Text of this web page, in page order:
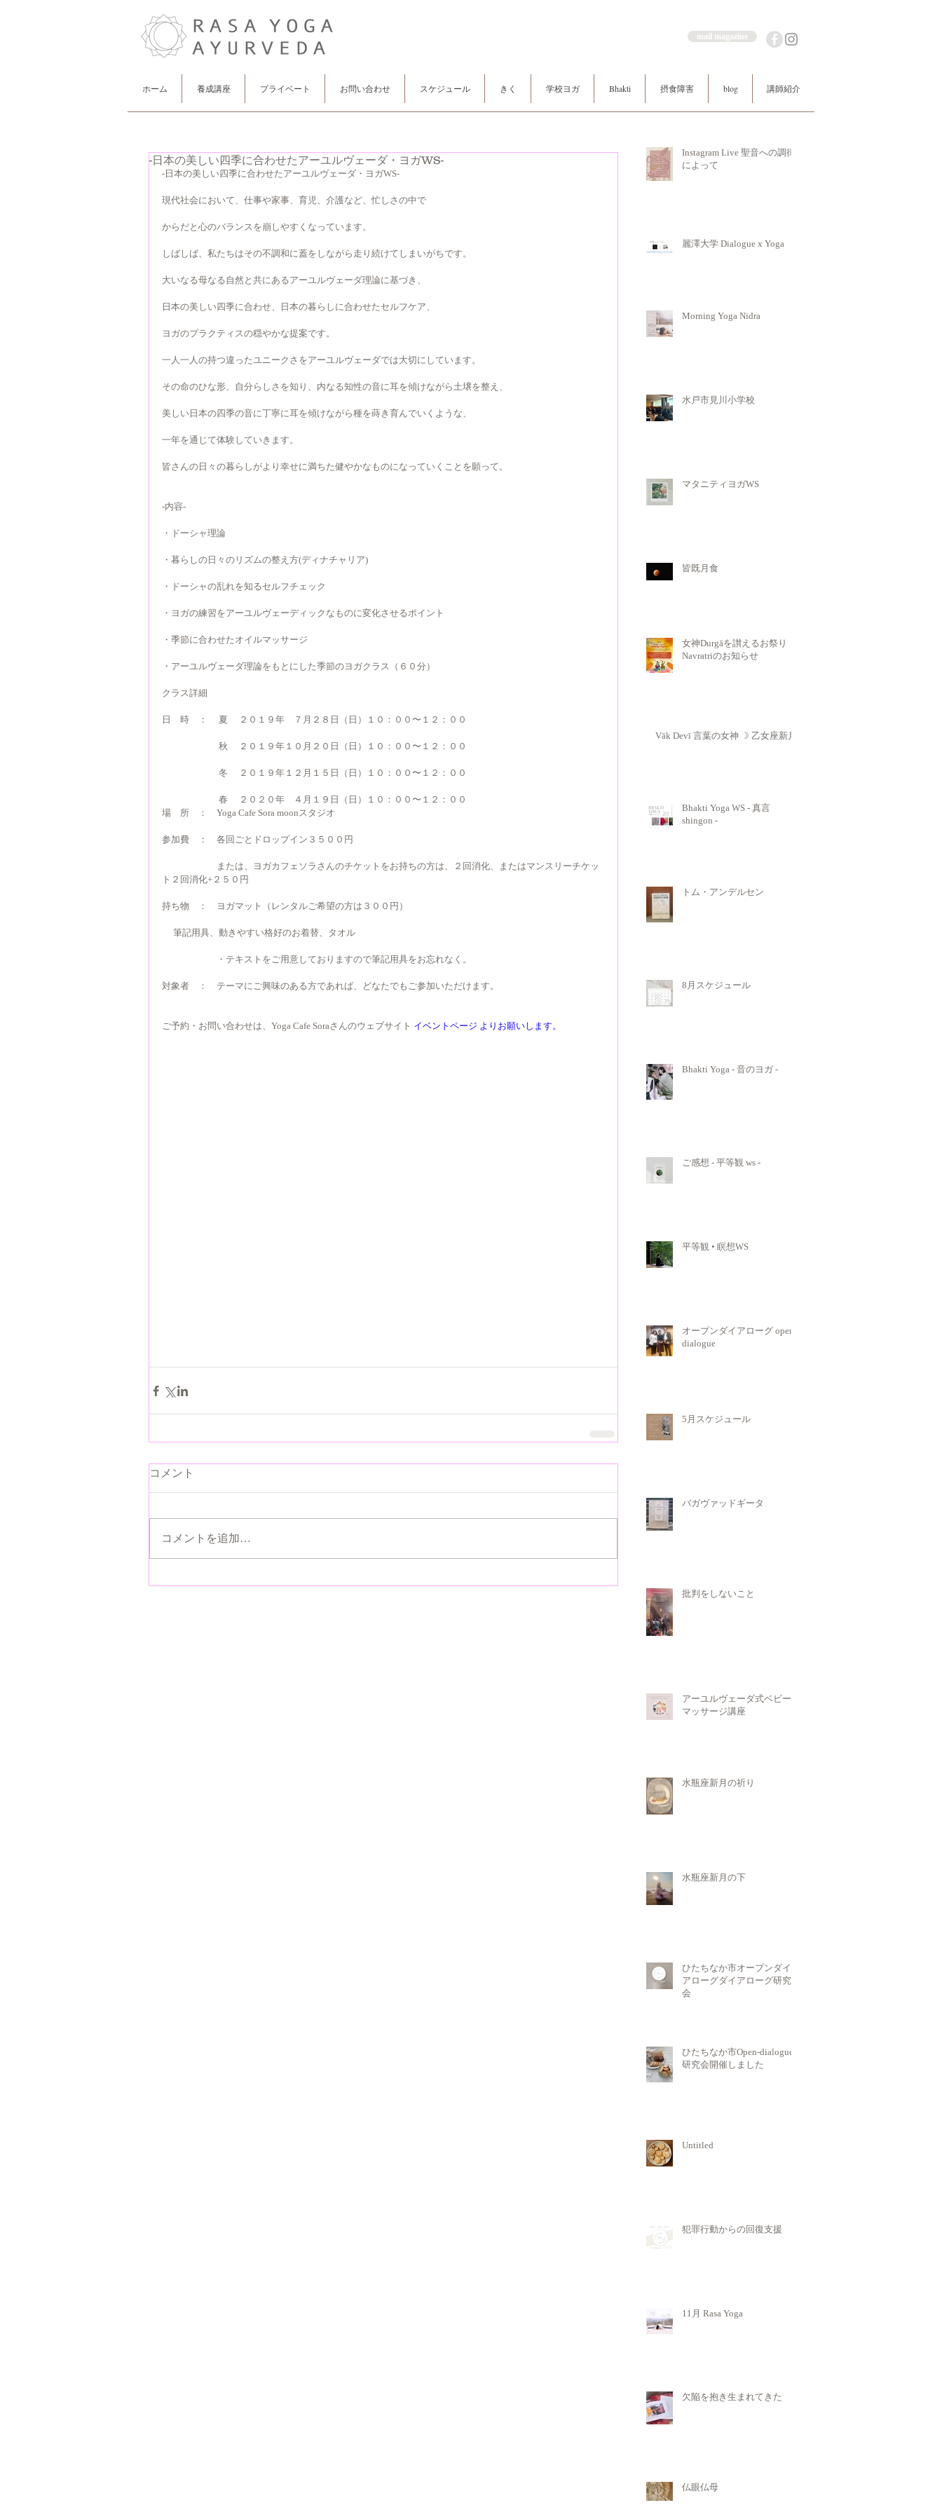
mail magazine
ホーム 養成講座 プライベート お問い合わせ スケジュール きく 学校ヨガ Bhakti 摂食障害 blog 講師紹介
-日本の美しい四季に合わせたアーユルヴェーダ・ヨガWS-
-日本の美しい四季に合わせたアーユルヴェーダ・ヨガWS-
現代社会において、仕事や家事、育児、介護など、忙しさの中で
からだと心のバランスを崩しやすくなっています。
しばしば、私たちはその不調和に蓋をしながら走り続けてしまいがちです。
大いなる母なる自然と共にあるアーユルヴェーダ理論に基づき、
日本の美しい四季に合わせ、日本の暮らしに合わせたセルフケア、
ヨガのプラクティスの穏やかな提案です。
一人一人の持つ違ったユニークさをアーユルヴェーダでは大切にしています。
その命のひな形、自分らしさを知り、内なる知性の音に耳を傾けながら土壌を整え、
美しい日本の四季の音に丁寧に耳を傾けながら種を蒔き育んでいくような、
一年を通じて体験していきます。
皆さんの日々の暮らしがより幸せに満ちた健やかなものになっていくことを願って。
-内容-
・ドーシャ理論
・暮らしの日々のリズムの整え方(ディナチャリア)
・ドーシャの乱れを知るセルフチェック
・ヨガの練習をアーユルヴェーディックなものに変化させるポイント
・季節に合わせたオイルマッサージ
・アーユルヴェーダ理論をもとにした季節のヨガクラス（６０分）
クラス詳細
日　時　： 　夏　 ２０１９年　７月２８日（日）１０：００〜１２：００
秋　 ２０１９年１０月２０日（日）１０：００〜１２：００
冬　 ２０１９年１２月１５日（日）１０：００〜１２：００
春　 ２０２０年　４月１９日（日）１０：００〜１２：００
場　所　：　Yoga Cafe Sora moonスタジオ
参加費　：　各回ごとドロップイン３５００円
または、ヨガカフェソラさんのチケットをお持ちの方は、２回消化、またはマンスリーチケッ
ト２回消化+２５０円
持ち物　：　ヨガマット（レンタルご希望の方は３００円）
筆記用具、動きやすい格好のお着替、タオル
・テキストをご用意しておりますので筆記用具をお忘れなく。
対象者　：　テーマにご興味のある方であれば、どなたでもご参加いただけます。
ご予約・お問い合わせは、Yoga Cafe Soraさんのウェブサイト イベントページ よりお願いします。
コメント
コメントを追加…
Instagram Live 聖音への調律
によって
麗澤大学 Dialogue x Yoga
Morning Yoga Nidra
水戸市見川小学校
マタニティヨガWS
皆既月食
女神Durgāを讃えるお祭り
Navratriのお知らせ
Vāk Devī 言葉の女神 ☽ 乙女座新月
Bhakti Yoga WS - 真言
shingon -
トム・アンデルセン
8月スケジュール
Bhakti Yoga - 音のヨガ -
ご感想 - 平等観 ws -
平等観 • 瞑想WS
オープンダイアローグ open
dialogue
5月スケジュール
バガヴァッドギータ
批判をしないこと
アーユルヴェーダ式ベビー
マッサージ講座
水瓶座新月の祈り
水瓶座新月の下
ひたちなか市オープンダイ
アローグダイアローグ研究
会
ひたちなか市Open-dialogue
研究会開催しました
Untitled
犯罪行動からの回復支援
11月 Rasa Yoga
欠陥を抱き生まれてきた
仏眼仏母